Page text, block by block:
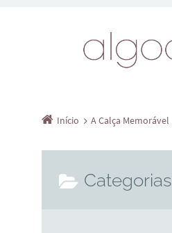
Início A Calça Memorável
Categorias